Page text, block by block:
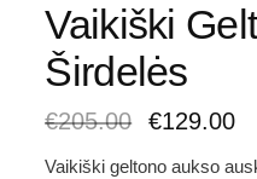
Vaikiški
Širdelės
€205.00
was:
€205.00.
€129.00
Vaikiški geltono aukso